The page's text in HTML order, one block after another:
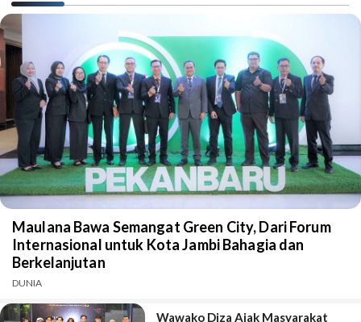
Maulana Bawa Semangat Green City, Dari Forum
Internasional untuk Kota Jambi Bahagia dan
Berkelanjutan
DUNIA
Wawako Diza Ajak Masyarakat